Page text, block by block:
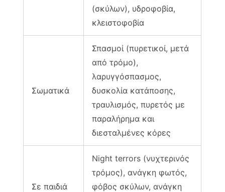
(σκύλων), υδροφοβία,
κλειστοφοβία
Σωματικά
Σπασμοί (πυρετικοί, μετά
από τρόμο),
λαρυγγόσπασμος,
δυσκολία κατάποσης,
τραυλισμός, πυρετός με
παραλήρημα και
διεσταλμένες κόρες
Σε παιδιά
Night terrors (νυχτερινός
τρόμος), ανάγκη φωτός,
φόβος σκύλων, ανάγκη